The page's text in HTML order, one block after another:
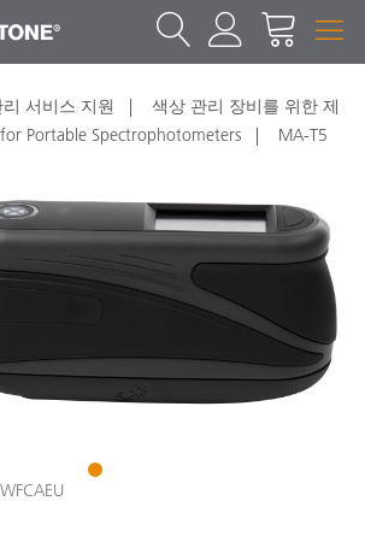
서비스 지원
색상 관리 장비를 위한 제
Portable Spectrophotometers
MA-T5
1